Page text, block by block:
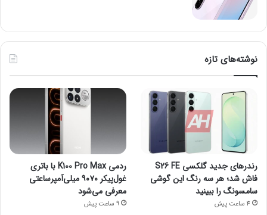
نوشته‌های تازه
رندرهای جدید گلکسی S26 FE
فاش شد؛ هر سه رنگ این گوشی
سامسونگ را ببینید
4 ساعت پیش
ردمی K100 Pro Max با باتری
غول‌پیکر ۹۰۷۰ میلی‌آمپرساعتی
معرفی می‌شود
9 ساعت پیش